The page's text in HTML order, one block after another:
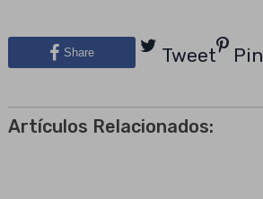
Share Tweet Pin
Artículos Relacionados: